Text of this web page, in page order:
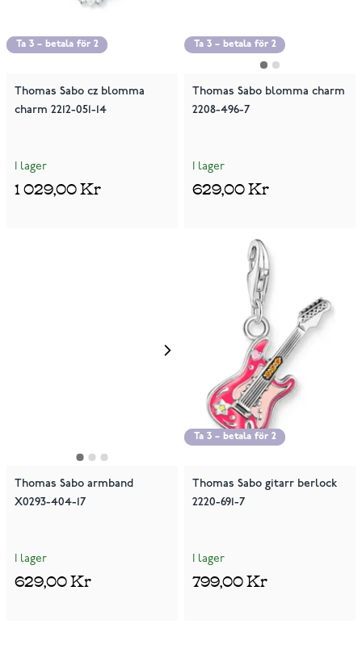
Ta 3 – betala för 2
Ta 3 – betala för 2
Thomas Sabo cz blomma
charm 2212-051-14
I lager
1 029,00 Kr
Ta 3 – betala för 2
Thomas Sabo blomma charm
2208-496-7
I lager
629,00 Kr
Thomas Sabo armband
X0293-404-17
I lager
629,00 Kr
Ta 3 – betala för 2
Ta 3 – betala för 2
Thomas Sabo gitarr berlock
2220-691-7
I lager
799,00 Kr